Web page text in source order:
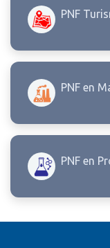
PNF
PNF en
PNF en